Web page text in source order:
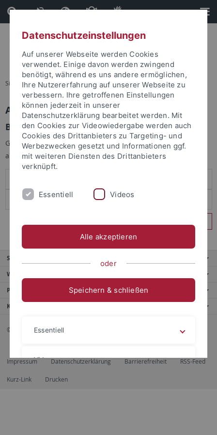
Direkt
zum
Inhalt
Direkt
zur
Fußleiste
Sie sind hier: Startseite
Anmelden
Benutzeranmeldung
Geben Sie Ihren Benutzernamen und Ihr Passwort an um sich
anzumelden:
Service
Weitere Angebote
Portale
Kontaktinfo
© 2026 Eberhard Karls Universität Tübingen, Tübingen
Impressum Datenschutzerklärung Barrierefreiheit RSS-Feed
Kurz-Link Drucken
Datenschutzeinstellungen
Auf unserer Webseite werden Cookies
verwendet. Einige davon werden zwingend
benötigt, während es uns andere ermöglichen,
Ihre Nutzererfahrung auf unserer Webseite zu
verbessern. Ihre getroffenen Einstellungen
können jederzeit in unserer
Datenschutzerklärung bearbeitet werden. Mit
den Cookies zur Videowiedergabe werden auch
Cookies des Drittanbieters zu Targeting- und
Werbezwecken gesetzt und Informationen ggf.
mit weiteren Diensten des Drittanbieters
verknüpft.
Essentiell Videos
Alle akzeptieren
oder
Speichern & schließen
Essentiell
Videos